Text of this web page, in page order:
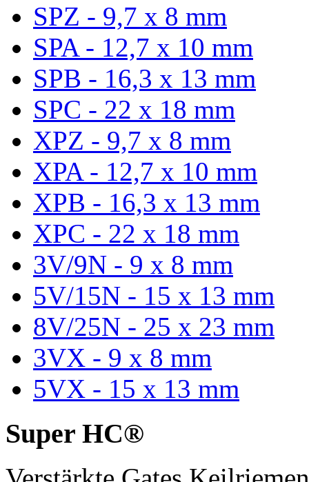
SPZ - 9,7 x 8 mm
SPA - 12,7 x 10 mm
SPB - 16,3 x 13 mm
SPC - 22 x 18 mm
XPZ - 9,7 x 8 mm
XPA - 12,7 x 10 mm
XPB - 16,3 x 13 mm
XPC - 22 x 18 mm
3V/9N - 9 x 8 mm
5V/15N - 15 x 13 mm
8V/25N - 25 x 23 mm
3VX - 9 x 8 mm
5VX - 15 x 13 mm
Super HC®